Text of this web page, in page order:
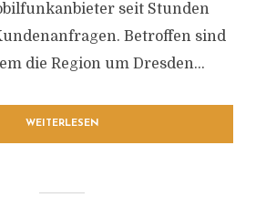
seit Stunden
Betroffen sind
die Region um Dresden...
WEITERLESEN